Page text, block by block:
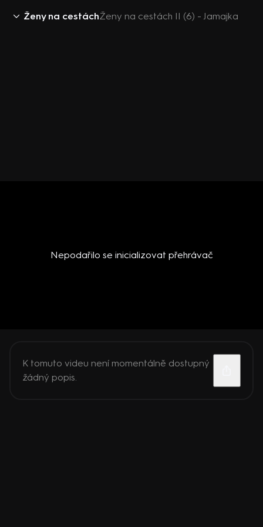
Ženy na cestáchŽeny na cestách II (6) - Jamajka
Nepodařilo se inicializovat přehrávač
K tomuto videu není momentálně dostupný
žádný popis.